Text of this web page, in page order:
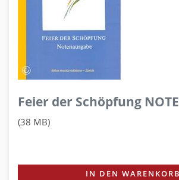
Feier der Schöpfung
(38 MB)
IN DEN WARENKORB